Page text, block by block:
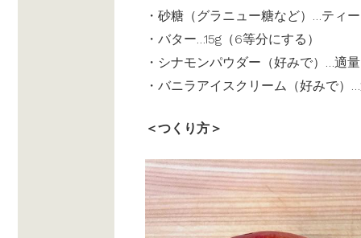
・砂糖（グラニュー糖など）…ティ
・バター…15g（6等分にする）
・シナモンパウダー（好みで）…適量
・バニラアイスクリーム（好みで）
＜つくり方＞